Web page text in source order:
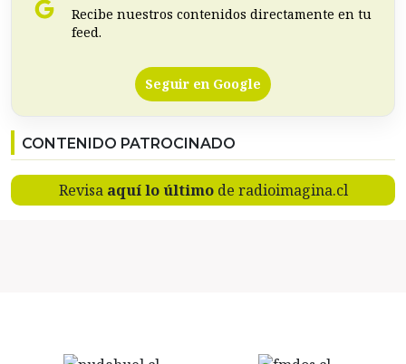
Recibe nuestros contenidos directamente en tu
feed.
Seguir en Google
CONTENIDO PATROCINADO
Revisa aquí lo últimode radioimagina.cl